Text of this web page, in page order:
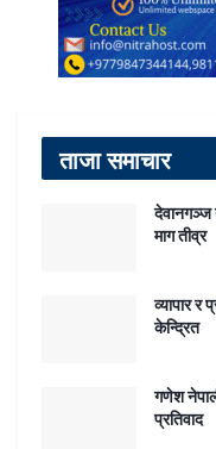
ताजा समाचार
देवानगञ्ज
माग तीव्र
व्यापार र
केन्द्रित
गणेश
प्रतिवाद